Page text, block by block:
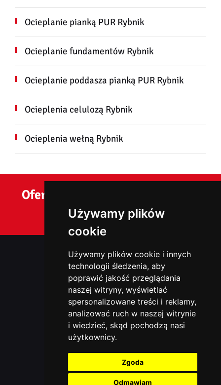
Używamy plików
cookie
Używamy plików cookie i innych
technologii śledzenia, aby
poprawić jakość przeglądania
naszej witryny, wyświetlać
spersonalizowane treści i reklamy,
analizować ruch w naszej witrynie
i wiedzieć, skąd pochodzą nasi
użytkownicy.
Zgoda
Odmawiam
Ocieplanie pianką PUR Rybnik
Ocieplanie fundamentów Rybnik
Ocieplanie poddasza pianką PUR Rybnik
Ocieplenia celulozą Rybnik
Ocieplenia wełną Rybnik
Oferujemy bezpłatną wycenę na
terenie całej Polski.
K&D Izolacje
NIP: 6511719600
Kaczeńców 4, 44-240 Żory, woj. śląskie
536968193